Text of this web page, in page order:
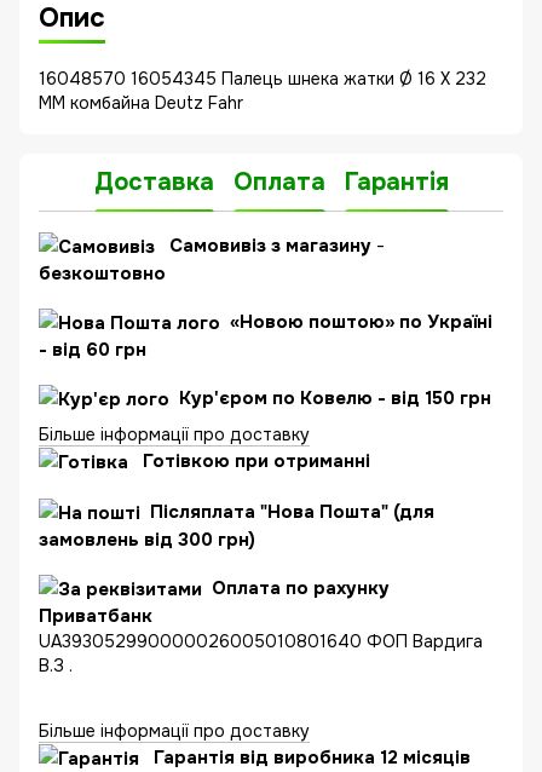
Опис
16048570 16054345 Палець шнека жатки Ø 16 X 232
MM комбайна Deutz Fahr
Доставка Оплата Гарантія
Самовивіз з магазину -
безкоштовно
«Новою поштою» по Україні
- від 60 грн
Кур'єром по Ковелю - від 150 грн
Більше інформації про доставку
Готівкою при отриманні
Післяплата "Нова Пошта" (для
замовлень від 300 грн)
Оплата по рахунку
Приватбанк
UA393052990000026005010801640 ФОП Вардига
В.З .
Більше інформації про доставку
Гарантія від виробника 12 місяців